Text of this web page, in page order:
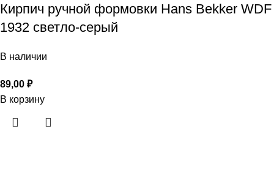
Кирпич ручной формовки Hans Bekker WDF
1932 светло-серый
В наличии
89,00 ₽
В корзину